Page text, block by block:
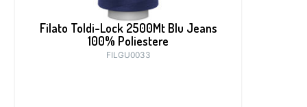
Filato Toldi-Lock 2500Mt Blu Jeans
100% Poliestere
FILGU0033